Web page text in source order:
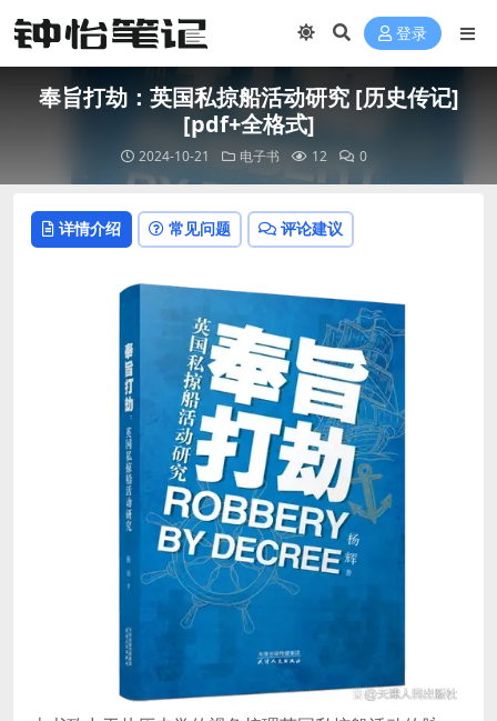
登录
奉旨打劫：英国私掠船活动研究 [ 历史传记]
[pdf+全格式]
2024-10-21 电子书 12 0
详情介绍 常见问题 评论建议